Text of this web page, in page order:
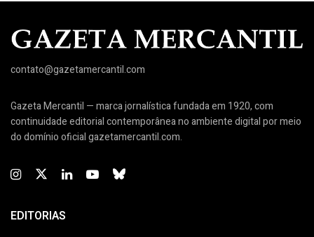
contato@gazetamercantil.com
Gazeta Mercantil — marca jornalística fundada em 1920, com
continuidade editorial contemporânea no ambiente digital por meio
do domínio oficial gazetamercantil.com.
EDITORIAS